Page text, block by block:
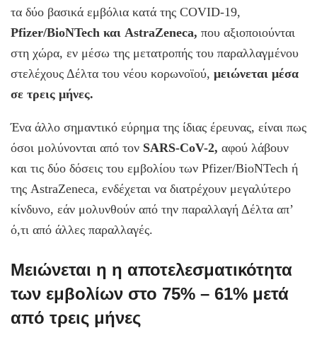
τα δύο βασικά εμβόλια κατά της COVID-19,
Pfizer/BioNTech και AstraZeneca, που αξιοποιούνται
στη χώρα, εν μέσω της μετατροπής του παραλλαγμένου
στελέχους Δέλτα του νέου κορωνοϊού, μειώνεται μέσα
σε τρεις μήνες.
Ένα άλλο σημαντικό εύρημα της ίδιας έρευνας, είναι πως
όσοι μολύνονται από τον SARS-CoV-2, αφού λάβουν
και τις δύο δόσεις του εμβολίου των Pfizer/BioNTech ή
της AstraZeneca, ενδέχεται να διατρέχουν μεγαλύτερο
κίνδυνο, εάν μολυνθούν από την παραλλαγή Δέλτα απ’
ό,τι από άλλες παραλλαγές.
Μειώνεται η η αποτελεσματικότητα
των εμβολίων στο 75% – 61% μετά
από τρεις μήνες